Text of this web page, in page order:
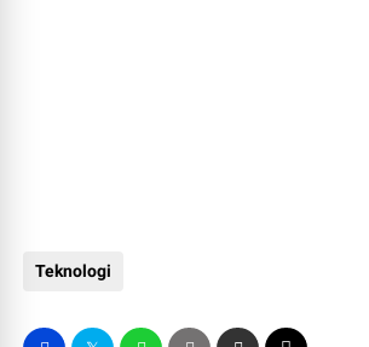
Teknologi